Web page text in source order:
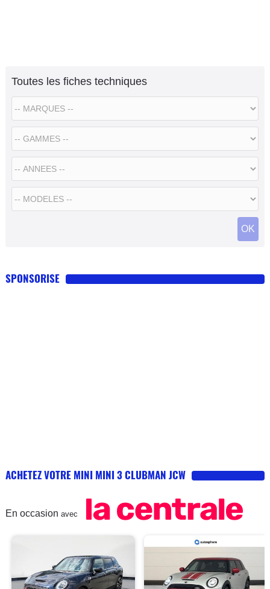
Toutes les fiches techniques
SPONSORISE
ACHETEZ VOTRE MINI MINI 3 CLUBMAN JCW
En occasion avec